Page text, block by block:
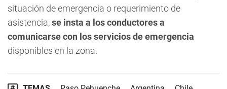
situación de emergencia o requerimiento de
asistencia,se insta a los conductores a
comunicarse con los servicios de emergencia
disponibles en la zona.